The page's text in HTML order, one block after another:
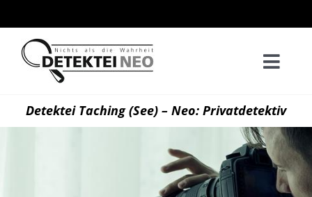
Inhalt
springen
Detektei Taching (See) – Neo: Privatdetektiv